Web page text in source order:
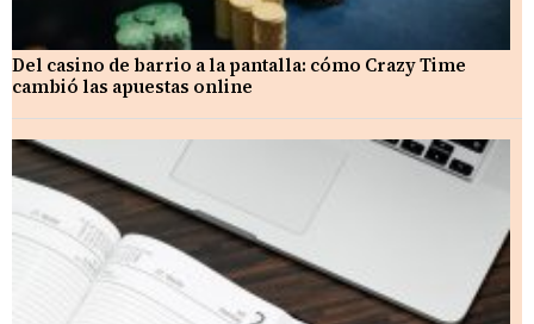
Del casino de barrio a la pantalla: cómo Crazy Time
cambió las apuestas online